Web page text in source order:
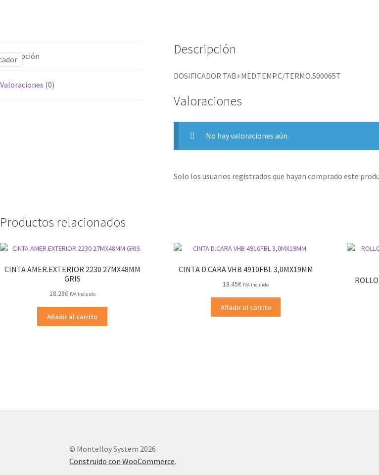
Descripción
Valoraciones (0)
Descripción
DOSIFICADOR TAB+MED.TEMP.C/TERMO.500065T
Valoraciones
No hay valoraciones aún.
Solo los usuarios registrados que hayan comprado este
Productos relacionados
CINTA AMER.EXTERIOR 2230 27MX48MM
GRIS
18.28€ IVA Incluido
Añadir al carrito
CINTA D.CARA VHB 4910FBL 3,0MX19MM
18.45€ IVA Incluido
Añadir al carrito
© Montelloy System 2026
Construido con WooCommerce.